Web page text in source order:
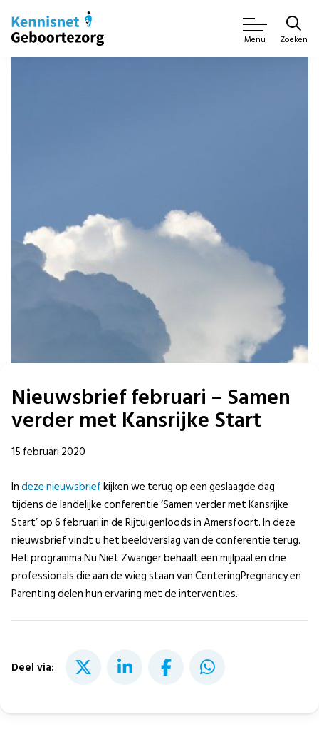
Menu Zoeken
Nieuwsbrief februari – Samen
verder met Kansrijke Start
15 februari 2020
Indeze nieuwsbriefkijken we terug op een geslaagde dag
tijdens de landelijke conferentie ‘Samen verder met Kansrijke
Start’ op 6 februari in de Rijtuigenloods in Amersfoort. In deze
nieuwsbrief vindt u het beeldverslag van de conferentie terug.
Het programma Nu Niet Zwanger behaalt een mijlpaal en drie
professionals die aan de wieg staan van CenteringPregnancy en
Parenting delen hun ervaring met de interventies.
Deel via: